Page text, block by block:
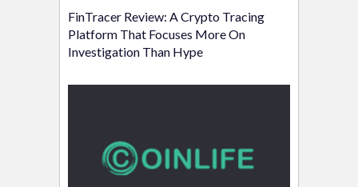
FinTracer Review: A Crypto Tracing
Platform That Focuses More On
Investigation Than Hype